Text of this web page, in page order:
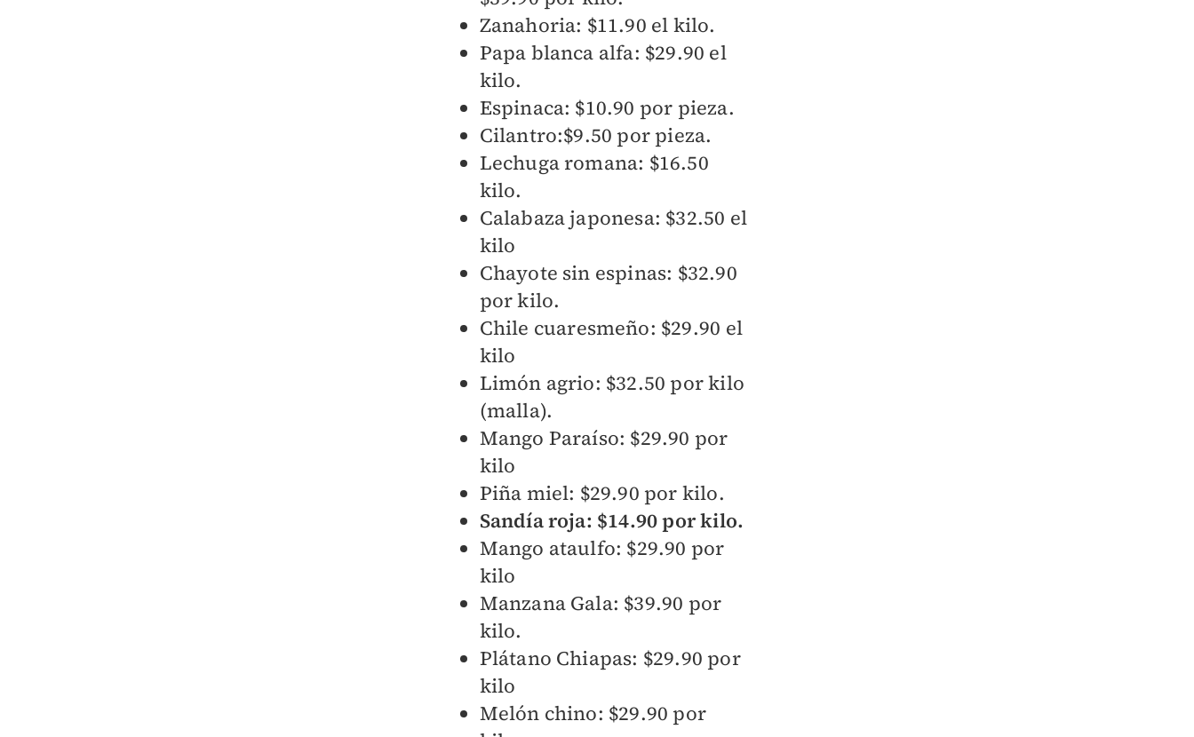
Zanahoria: $11.90 el kilo.
Papa blanca alfa: $29.90 el
kilo.
Espinaca: $10.90 por pieza.
Cilantro:$9.50 por pieza.
Lechuga romana: $16.50
kilo.
Calabaza japonesa: $32.50 el
kilo
Chayote sin espinas: $32.90
por kilo.
Chile cuaresmeño: $29.90 el
kilo
Limón agrio: $32.50 por kilo
(malla).
Mango Paraíso: $29.90 por
kilo
Piña miel: $29.90 por kilo.
Sandía roja: $14.90 por kilo.
Mango ataulfo: $29.90 por
kilo
Manzana Gala: $39.90 por
kilo.
Plátano Chiapas: $29.90 por
kilo
Melón chino: $29.90 por